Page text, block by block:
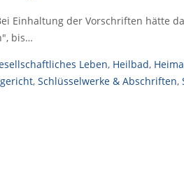
Einhaltung der Vorschriften hätte
bis…
Leben, Heilbad,
, Schlüsselwerke & Abschriften,